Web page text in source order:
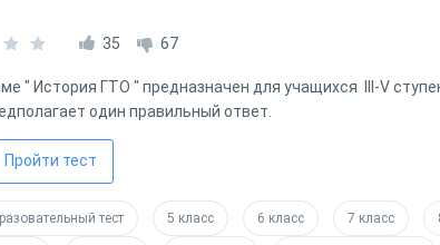
35 67
" История ГТО " предназначен для учащихся III-V
один правильный ответ.
Пройти тест
тест 5 класс 6 класс 7 класс